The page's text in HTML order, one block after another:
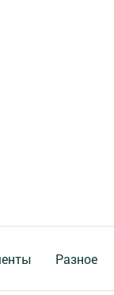
Разное